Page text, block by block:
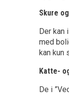
Skure
Der kan
med
kan kun
Katte-
De i